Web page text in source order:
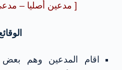
[ مدعين أصليا –
اقام المدعين وهم